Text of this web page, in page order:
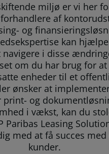
miljø er vi her
af
og
kan
navigere i disse
om du har brug for at
enheder til et
ønsker at
print- og
i vækst, kan du
Paribas Leasing
med at få succes med
kunder.